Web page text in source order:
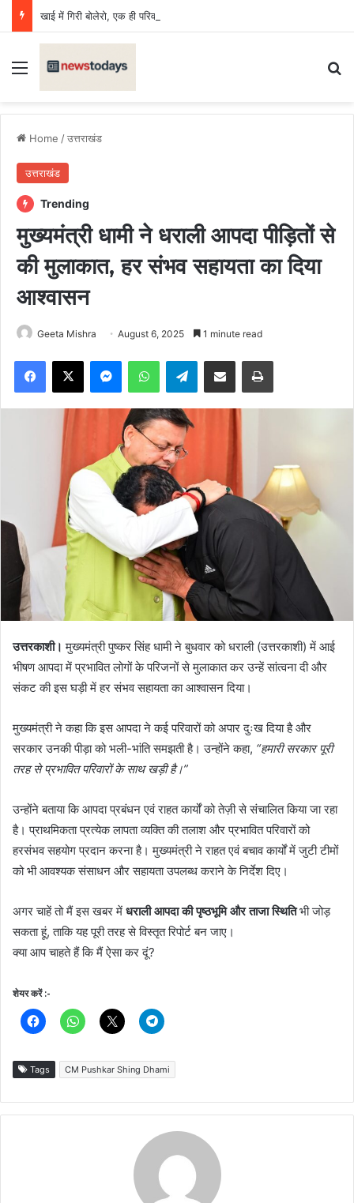
खाई में गिरी बोलेरो, एक ही परिवार के छह की मौत, एक किशोर घायल
Menu
Home /उत्तराखंड
उत्तराखंड
Trending
मुख्यमंत्री धामी ने धराली आपदा पीड़ितों से
की मुलाकात, हर संभव सहायता का दिया
आश्वासन
Geeta Mishra August 6, 2025 1 minute read
Facebook
X MessengerWhatsAppTelegramShare via Email Print
उत्तरकाशी। मुख्यमंत्री पुष्कर सिंह धामी ने बुधवार को धराली (उत्तरकाशी) में आई
भीषण आपदा में प्रभावित लोगों के परिजनों से मुलाकात कर उन्हें सांत्वना दी और
संकट की इस घड़ी में हर संभव सहायता का आश्वासन दिया।
मुख्यमंत्री ने कहा कि इस आपदा ने कई परिवारों को अपार दुःख दिया है और
सरकार उनकी पीड़ा को भली-भांति समझती है। उन्होंने कहा, “हमारी सरकार पूरी
तरह से प्रभावित परिवारों के साथ खड़ी है।”
उन्होंने बताया कि आपदा प्रबंधन एवं राहत कार्यों को तेज़ी से संचालित किया जा रहा
है। प्राथमिकता प्रत्येक लापता व्यक्ति की तलाश और प्रभावित परिवारों को
हरसंभव सहयोग प्रदान करना है। मुख्यमंत्री ने राहत एवं बचाव कार्यों में जुटी टीमों
को भी आवश्यक संसाधन और सहायता उपलब्ध कराने के निर्देश दिए।
अगर चाहें तो मैं इस खबर में धराली आपदा की पृष्ठभूमि और ताजा स्थितिभी जोड़
सकता हूं, ताकि यह पूरी तरह से विस्तृत रिपोर्ट बन जाए।
क्या आप चाहते हैं कि मैं ऐसा कर दूं?
शेयर करें :-
Tags CM Pushkar Shing Dhami